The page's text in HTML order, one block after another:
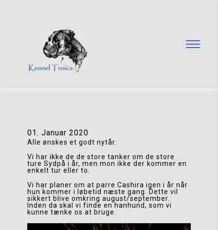
01. Januar 2020
Alle ønskes et godt nytår.
Vi har ikke de de store tanker om de store
ture Sydpå i år, men mon ikke der kommer en
enkelt tur eller to.
Vi har planer om at parre Cashira igen i år når
hun kommer i løbetid næste gang. Dette vil
sikkert blive omkring august/september.
Inden da skal vi finde en hanhund, som vi
kunne tænke os at bruge.